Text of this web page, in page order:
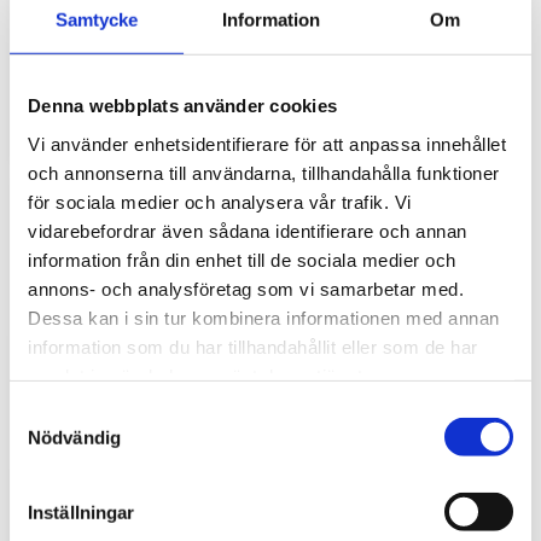
Samtycke Information Om
Denna webbplats använder cookies
Vi använder enhetsidentifierare för att anpassa innehållet
och annonserna till användarna, tillhandahålla funktioner
för sociala medier och analysera vår trafik. Vi
vidarebefordrar även sådana identifierare och annan
information från din enhet till de sociala medier och
annons- och analysföretag som vi samarbetar med.
Dessa kan i sin tur kombinera informationen med annan
information som du har tillhandahållit eller som de har
Nödvändig
Inställningar
Hyttbord till traktorn, den lilla detaljen som
arbetet utförs. Det är kontoret, fikarummet och ibland
Hur väljer du rätt golvmatta till din
entreprenadmaskin?
Golvmatta i maskinhytten handlar om mycket mer än
bara utseende. Rätt matta skyddar originalgolvet mot